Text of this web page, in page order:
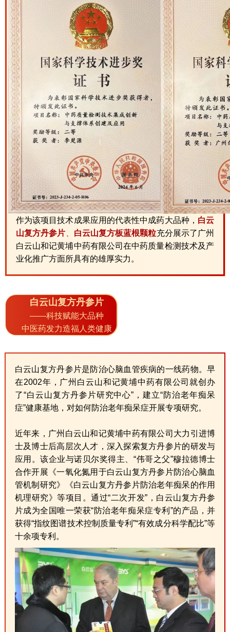
作为该项目技术成果应用的代表性中成药大品种， 白云
山复方丹参片
白云山复方板蓝根颗粒充分展示了广州
白云山和记黄埔中药有限公司在中药质量检测技术及产
业化推广方面所具有的雄厚实力。
白云山复方丹参片
——科技赋能大品种
中医药发力造福人类健康
白云山复方丹参片是防治心脑血管疾病的一线药物。早
在2002年，广州白云山和记黄埔中药有限公司就创办
了“白云山复方丹参片研究中心”，建立“防治老年痴呆
症”健康基地，对如何防治老年痴呆症开展专项研究。
近年来，广州白云山和记黄埔中药有限公司大力引进博
士及博士后高层次人才，深入探索复方丹参片的研发与
应用。该企业与诺贝尔奖得主、“伟哥之父”穆拉德博士
合作开展《一氧化氮用于白云山复方丹参片防治心脑血
管机制研究》《白云山复方丹参片防治老年痴呆的作用
机理研究》等项目。通过“二次开发”，白云山复方丹参
片成为全国唯一荣获“防治老年痴呆症专利”的产品，并
获得“指纹图谱技术控制质量专利”“有效成分科学配比”等
十余项专利。